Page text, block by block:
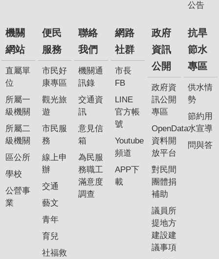
抗
旱
節
水
專
區
網
站
導
回
首
公告
機關
網站
直屬單
位
所屬一
級機關
所屬二
級機關
區公所
學校
公營事
業
便民
服務
市民好
康專區
觀光旅
遊
市民服
務
線上申
辦
交通
藝文
青年
育兒
社福救
聯絡
我們
機關通
訊錄
交通資
訊
意見信
箱
為民服
務職工
滿意度
調查
網路
社群
市長
FB
LINE
官方帳
號
Youtube
頻道
APP下
載
政府
資訊
公開
政府資
訊公開
專區
OpenData
資料開
放平台
對民間
團體捐
補助
議員所
提地方
建設建
議事項
抗旱
節水
專區
供水情
勢
節約用
水宣導
問與答